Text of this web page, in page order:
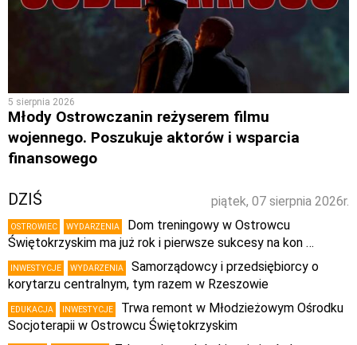
5 sierpnia 2026
Młody Ostrowczanin reżyserem filmu
wojennego. Poszukuje aktorów i wsparcia
finansowego
piątek, 07 sierpnia 2026r.
DZIŚ
OSTROWIEC WYDARZENIA
Dom treningowy w Ostrowcu
Świętokrzyskim ma już rok i pierwsze sukcesy na kon …
INWESTYCJE WYDARZENIA
Samorządowcy i przedsiębiorcy o
korytarzu centralnym, tym razem w Rzeszowie
EDUKACJA INWESTYCJE
Trwa remont w Młodzieżowym Ośrodku
Socjoterapii w Ostrowcu Świętokrzyskim